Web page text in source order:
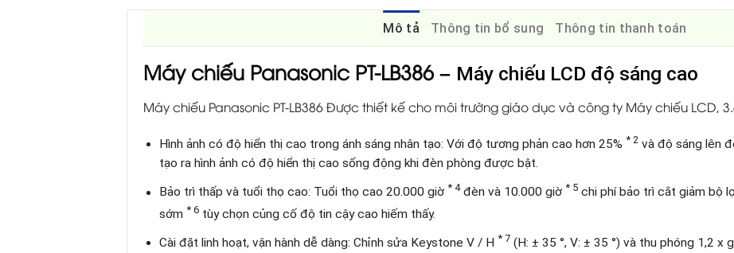
Mô tả Thông tin bổ sung Thông tin thanh toán
Máy chiếu Panasonic PT-LB386– Máy chiếu LCD độ sáng cao
Máy chiếu Panasonic PT-LB386 Được thiết kế cho môi trường giáo dục và công ty Máy chiếu LCD,
Hình ảnh có độ hiển thị cao trong ánh sáng nhân tạo: Với độ tương phản cao hơn 25% * 2 và độ sáng lên
tạo ra hình ảnh có độ hiển thị cao sống động khi đèn phòng được bật.
Bảo trì thấp và tuổi thọ cao: Tuổi thọ cao 20.000 giờ * 4đèn và 10.000 giờ * 5 chi phí bảo trì cắt giảm bộ
sớm * 6 tùy chọn củng cố độ tin cậy cao hiếm thấy.
Cài đặt linh hoạt, vận hành dễ dàng: Chỉnh sửa Keystone V / H * 7 (H: ± 35 °, V: ± 35 °) và thu phóng 1,2